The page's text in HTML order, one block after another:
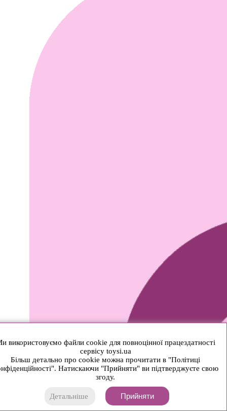
використовуємо файли cookie для повноцінної працездатності
сервісу toysi.ua
Більш детально про cookie можна прочитати в "Політиці
Натискаючи "Прийняти" ви підтверджуєте свою
згоду.
Детальніше Прийняти